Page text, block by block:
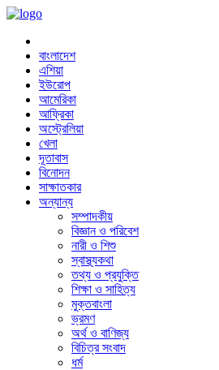
বাংলাদেশ
এশিয়া
ইউরোপ
আমেরিকা
আফ্রিকা
অস্ট্রেলিয়া
খেলা
দূতাবাস
বিনোদন
সাক্ষাতকার
অন্যান্য
সম্পাদকীয়
বিজ্ঞান ও পরিবেশ
নারী ও শিশু
স্বাস্থ্যকথা
তথ্য ও প্রযুক্তি
শিক্ষা ও সাহিত্য
মুক্তবাংলা
ভ্রমণ
অর্থ ও বাণিজ্য
বিচিত্র সংবাদ
ধর্ম